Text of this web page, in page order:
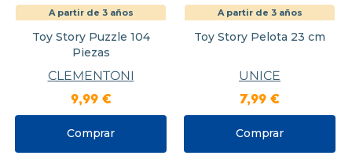
A partir de 3 años
Toy Story Puzzle 104
Piezas
CLEMENTONI
9,99 €
Comprar
A partir de 3 años
Toy Story Pelota 23 cm
UNICE
7,99 €
Comprar